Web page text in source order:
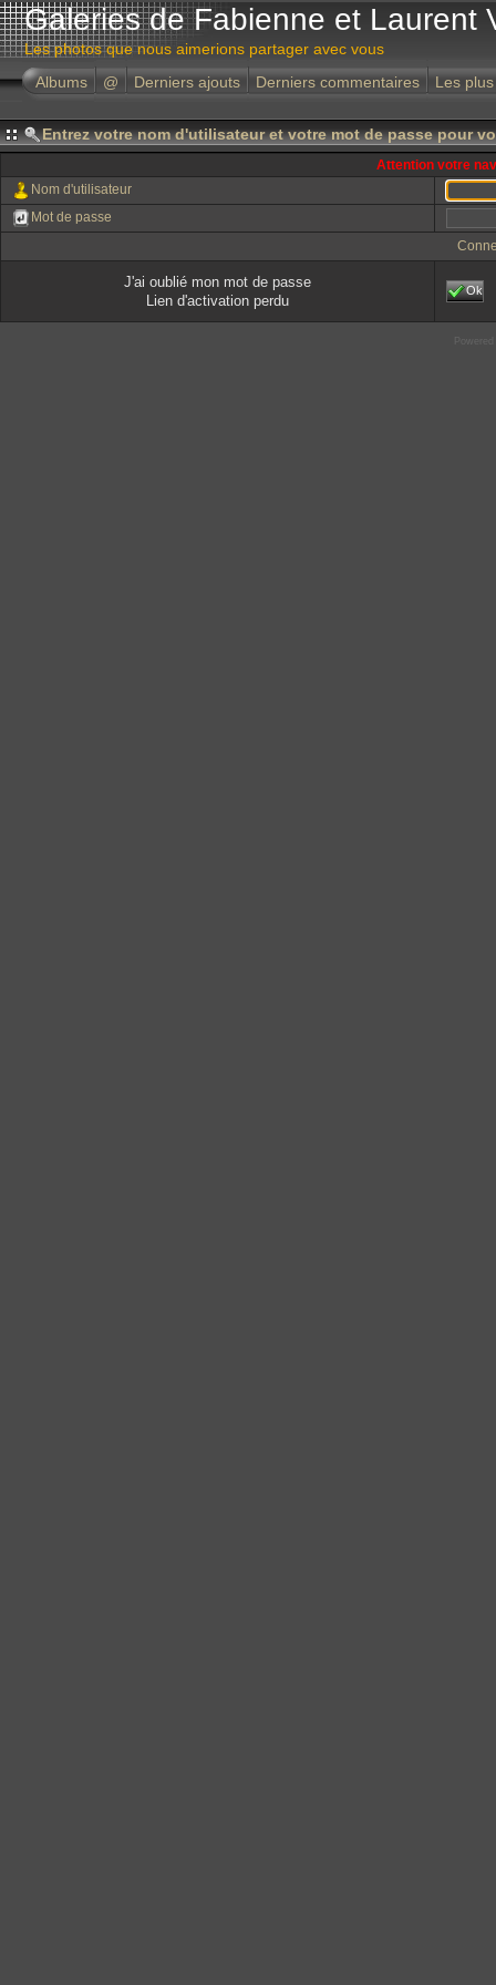
Galeries de Fabienne et Laurent
Les photos que nous aimerions partager avec vous
Albums
@ Derniers ajouts Derniers commentaires Les
Entrez votre nom d'utilisateur et votre mot de passe pour
Attention votre
Nom d'utilisateur
Mot de passe
J'ai oublié mon mot de passe
Lien d'activation perdu
Ok